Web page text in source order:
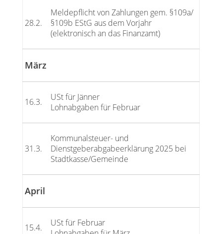
28.2.
Meldepflicht von Zahlungen gem. §109a/
§109b EStG aus dem Vorjahr
(elektronisch an das Finanzamt)
März
16.3.
USt für Jänner
Lohnabgaben für Februar
31.3.
Kommunalsteuer- und
Dienstgeberabgabeerklärung 2025 bei
Stadtkasse/Gemeinde
April
15.4.
USt für Februar